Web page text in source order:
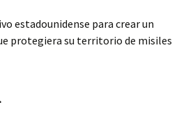
estadounidense para crear un
protegiera su territorio de misiles